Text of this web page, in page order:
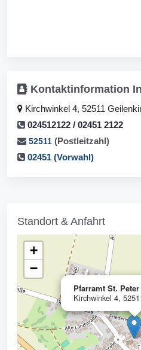
Kontaktinformation
Kirchwinkel 4, 52511
024512122 / 02451 2122
52511 (Postleitzahl)
02451 (Vorwahl)
Standort & Anfahrt
Pfarramt St.
Kirchwinkel 4,
+
−